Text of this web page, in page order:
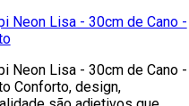
Neon Lisa - 30cm de Cano -
Neon Lisa - 30cm de Cano -
Conforto, design,